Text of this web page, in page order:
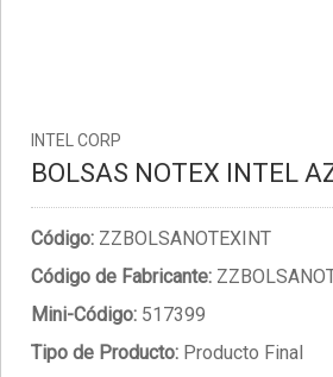
INTEL CORP
BOLSAS NOTEX INTEL
Código: ZZBOLSANOTEXINT
Código de Fabricante:
Mini-Código: 517399
Tipo de Producto: Producto Final